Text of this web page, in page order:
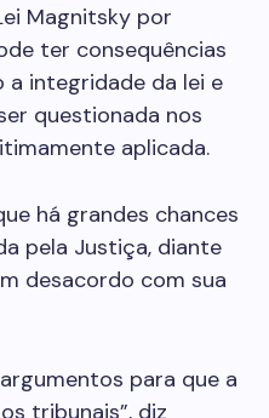
Magnitsky por
ter consequências
a integridade da lei e
questionada nos
aplicada.
há grandes chances
pela Justiça, diante
desacordo com sua
para que a
tribunais”, diz